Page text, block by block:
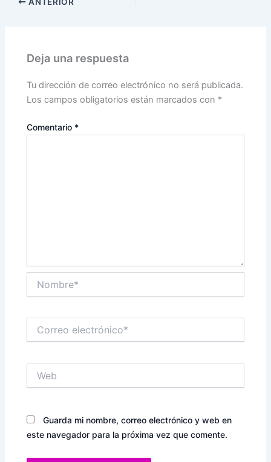
Deja una respuesta
Tu dirección de correo electrónico no será publicada.
Los campos obligatorios están marcados con *
Comentario *
electrónico*
Guarda mi nombre, correo electrónico y web en
este navegador para la próxima vez que comente.